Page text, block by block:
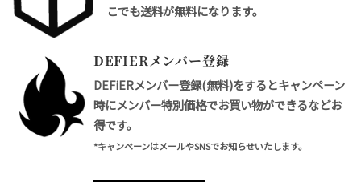
こでも送料が無料になります。
DEFIERメンバー登録
DEFiERメンバー登録(無料)をするとキャンペーン
時にメンバー特別価格でお買い物ができるなどお
得です。
*キャンペーンはメールやSNSでお知らせいたします。